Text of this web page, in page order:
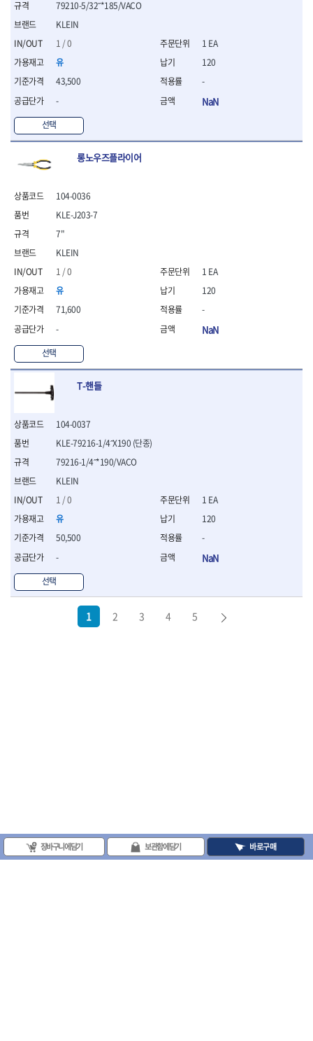
기타 작업공구
- 케이스
- 수리키트
- 고정링/링
- 핀
KLEIN
1 / 0
유
43,500
-
선택
79210-5/32˝*185/VACO
1 EA
120
-
NaN
롱노우즈플라이어
104-0036
KLEIN
1 / 0
유
71,600
-
선택
KLE-J203-7
7"
1 EA
120
-
NaN
T-핸들
104-0037
KLEIN
1 / 0
유
50,500
-
선택
KLE-79216-1/4˝X190 (단종)
79216-1/4˝*190/VACO
1 EA
120
-
NaN
1 2 3 4 5
장바구니에 담기 보관함에 담기 바로구매